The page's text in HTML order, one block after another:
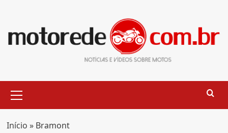
content
Menu
Início » Bramont